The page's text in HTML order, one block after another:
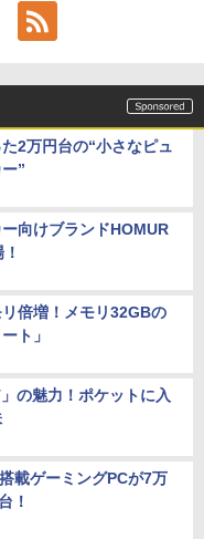
2万円台の“小さなピュ
”
向けブランドHOMUR
倍増！メモリ32GBの
ト」
の魅力！ポケットに入
載ゲーミングPCが7万
！